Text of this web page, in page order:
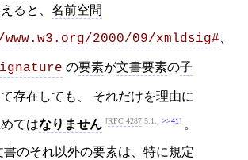
ると、 名前空間
2000/09/xmldsig#
の要素が文書要素の子
存在しても、 それだけを理由に
てはなりません RFC 4287 5.1., >>41 。
書のそれ以外の要素は、特に規定